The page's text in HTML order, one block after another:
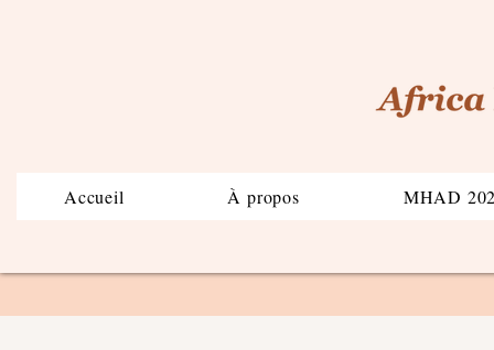
Accueil À propos MHAD